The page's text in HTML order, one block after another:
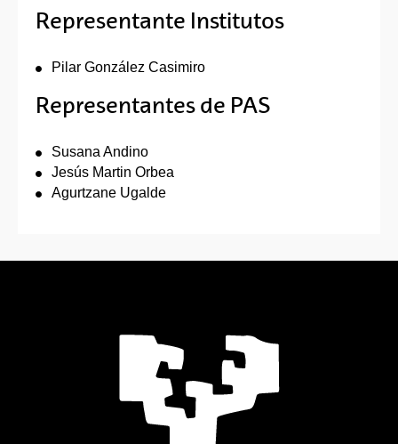
Representante Institutos
Pilar González Casimiro
Representantes de PAS
Susana Andino
Jesús Martin Orbea
Agurtzane Ugalde